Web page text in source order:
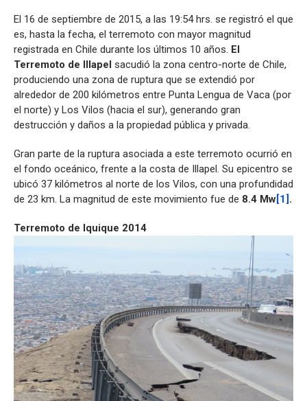
El 16 de septiembre de 2015, a las 19:54 hrs. se registró el que
es, hasta la fecha, el terremoto con mayor magnitud
registrada en Chile durante los últimos 10 años. El
Terremoto de Illapel sacudió la zona centro-norte de Chile,
produciendo una zona de ruptura que se extendió por
alrededor de 200 kilómetros entre Punta Lengua de Vaca (por
el norte) y Los Vilos (hacia el sur), generando gran
destrucción y daños a la propiedad pública y privada.
Gran parte de la ruptura asociada a este terremoto ocurrió en
el fondo oceánico, frente a la costa de Illapel. Su epicentro se
ubicó 37 kilómetros al norte de los Vilos, con una profundidad
de 23 km. La magnitud de este movimiento fue de 8.4 Mw[1] .
Terremoto de Iquique 2014